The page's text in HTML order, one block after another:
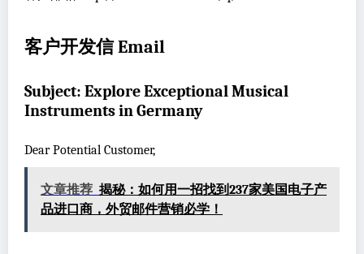
客户开发信 Email
Subject: Explore Exceptional Musical
Instruments in Germany
Dear Potential Customer,
文章推荐 揭秘：如何用一招找到237家美国电子产
品进口商，外贸邮件营销必学！